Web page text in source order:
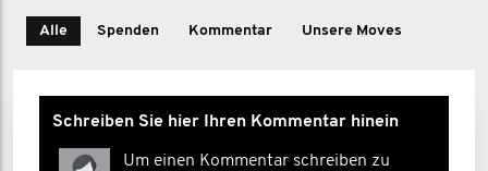
Alle Spenden Kommentar Unsere Moves
Schreiben Sie hier Ihren Kommentar hinein
Um einen Kommentar schreiben zu